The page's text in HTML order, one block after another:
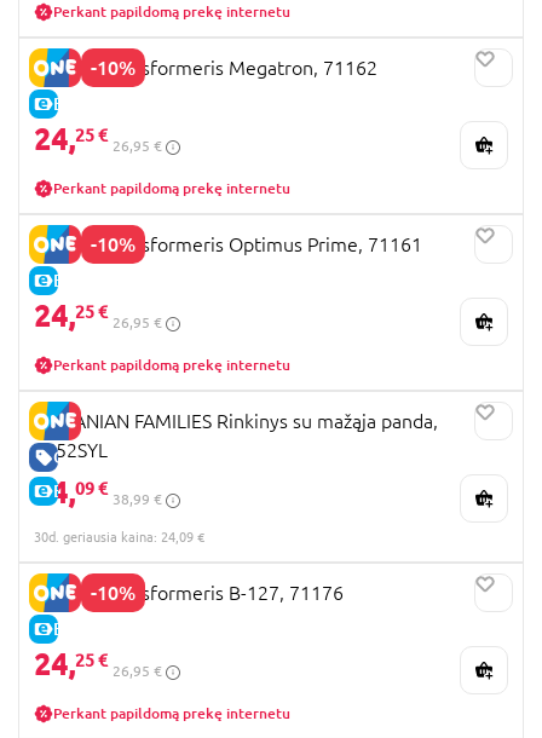
Perkant papildomą prekę internetu
-10%
E-KAINA
Blokees transformeris Megatron, 71162
24,25 €
26,95 €
Perkant papildomą prekę internetu
-10%
E-KAINA
Blokees transformeris Optimus Prime, 71161
24,25 €
26,95 €
Perkant papildomą prekę internetu
GERA KAINA
E-KAINA
SYLVANIAN FAMILIES Rinkinys su mažąja panda,
5652SYL
24,09 €
38,99 €
30d. geriausia kaina: 24,09 €
-10%
E-KAINA
Blokees transformeris B-127, 71176
24,25 €
26,95 €
Perkant papildomą prekę internetu